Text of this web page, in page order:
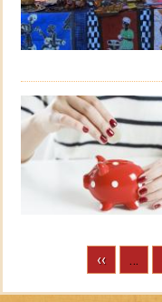
Pagination
Previous
page
‹‹ …